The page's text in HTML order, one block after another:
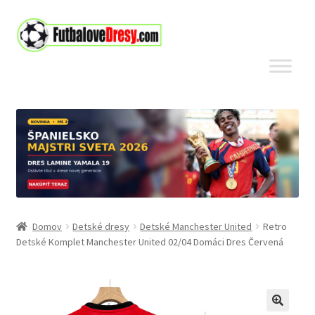
Preskočiť
na
Preskočiť
na
Domov Detské dresy Detské Manchester United
Retro
Detské Komplet Manchester United 02/04 Domáci Dres Červená